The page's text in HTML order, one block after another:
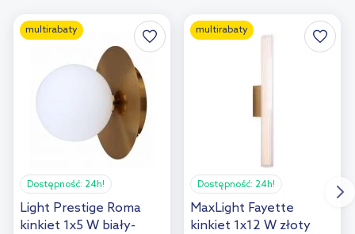
multirabaty
Dostępność: 24h!
Light Prestige Roma
kinkiet 1x5 W biały-
multirabaty
Dostępność: 24h!
MaxLight Fayette
kinkiet 1x12 W złoty